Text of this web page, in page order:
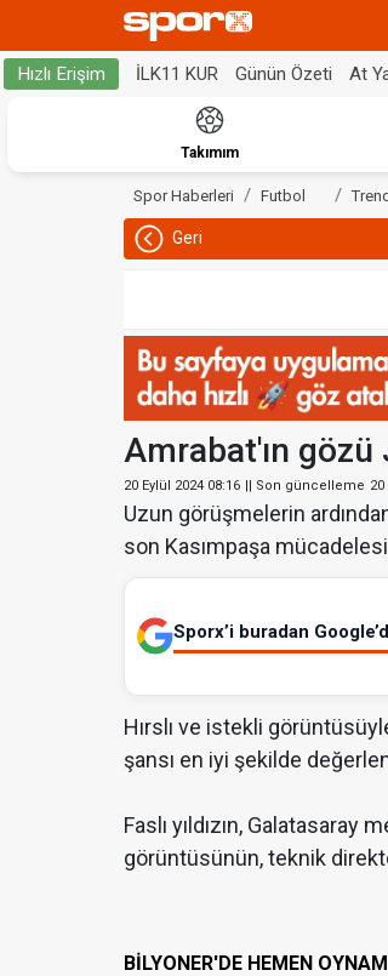
Hızlı Erişim İLK11 KUR Günün Özeti At
Takımım
Spor Haberleri Futbol
Geri
Amrabat'ın
20 Eylül 2024 08:16 || Son güncelleme 20
Uzun görüşmelerin
son Kasımpaşa
Sporx’i buradan
Hırslı ve istekli
şansı en iyi şekilde
Faslı yıldızın, Galatasaray
görüntüsünün, teknik
BİLYONER'DE HEMEN